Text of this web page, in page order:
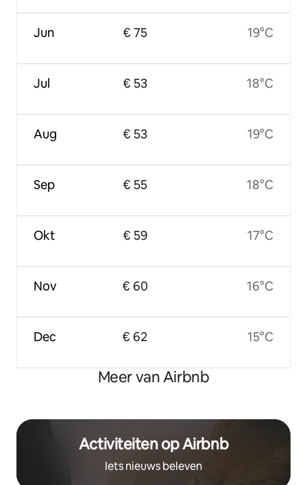
Jun
Jul
Aug
Sep
Okt
Nov
Dec
€ 75
€ 53
€ 53
€ 55
€ 59
€ 60
€ 62
19°C
18°C
19°C
18°C
17°C
16°C
15°C
Meer van Airbnb
Activiteiten op Airbnb
Iets nieuws beleven